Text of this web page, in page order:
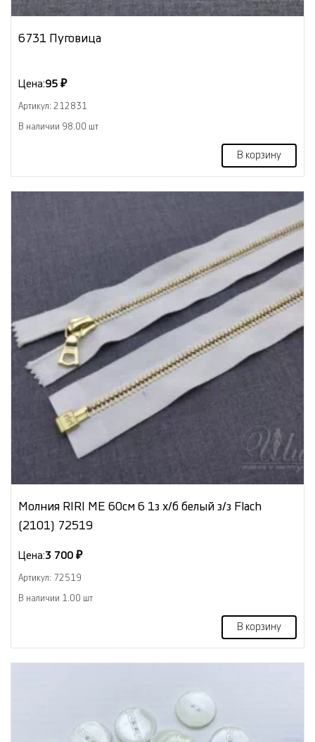
6731 Пуговица
Цена:95 ₽
Артикул: 212831
В наличии 98.00 шт
В корзину
Молния RIRI МЕ 60см 6 1з х/б белый з/з Flach
(2101) 72519
Цена:3 700 ₽
Артикул: 72519
В наличии 1.00 шт
В корзину